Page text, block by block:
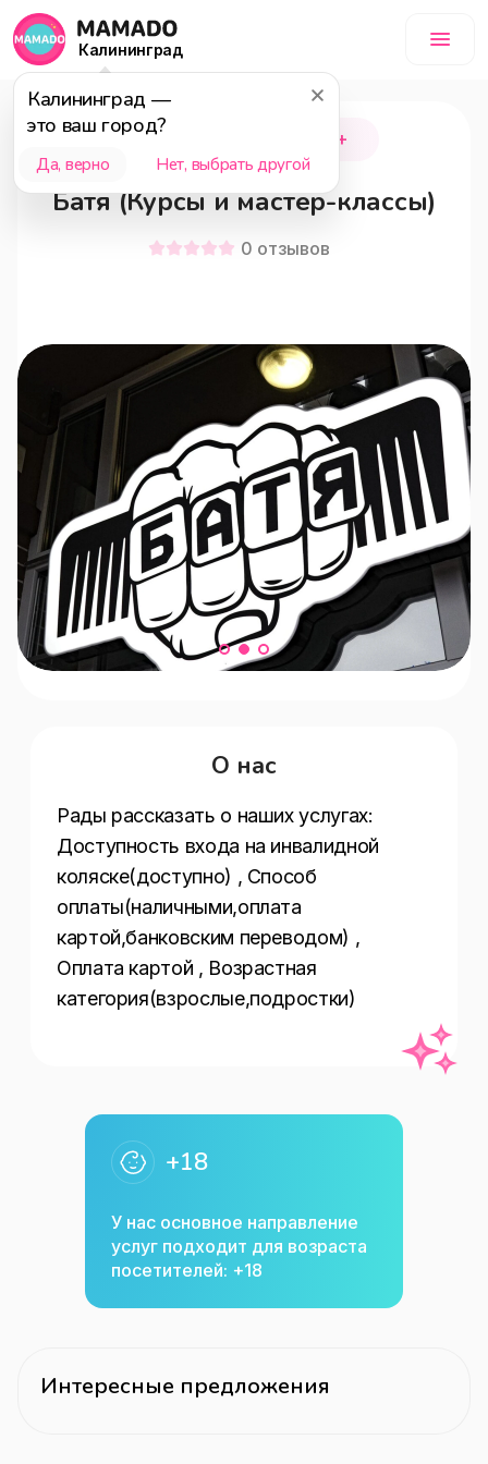
Калининград
Калининград —
это ваш город?
Да, верно Нет, выбрать другой
Калининград 18+
Батя (Курсы и мастер-классы)
0 отзывов
О нас
Рады рассказать о наших услугах:
Доступность входа на инвалидной
коляске(доступно) , Способ
оплаты(наличными,оплата
картой,банковским переводом) ,
Оплата картой , Возрастная
категория(взрослые,подростки)
+18
У нас основное направление
услуг подходит для возраста
посетителей: +18
Интересные предложения